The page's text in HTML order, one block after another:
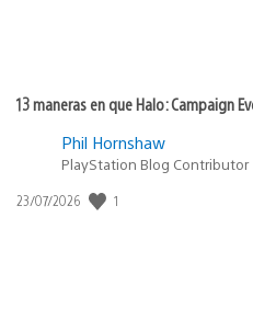
13 maneras en que Halo: Campaign
Phil Hornshaw
PlayStation Blog Contributor
Fecha
23/07/2026 1